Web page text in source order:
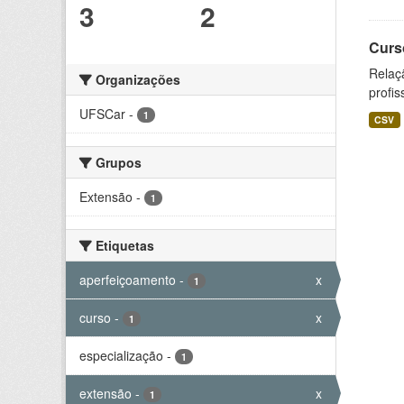
3 2
Organizações
UFSCar - 1
Grupos
Extensão - 1
Etiquetas
aperfeiçoamento - 1 x
curso - 1 x
especialização - 1
extensão - 1 x
CSV